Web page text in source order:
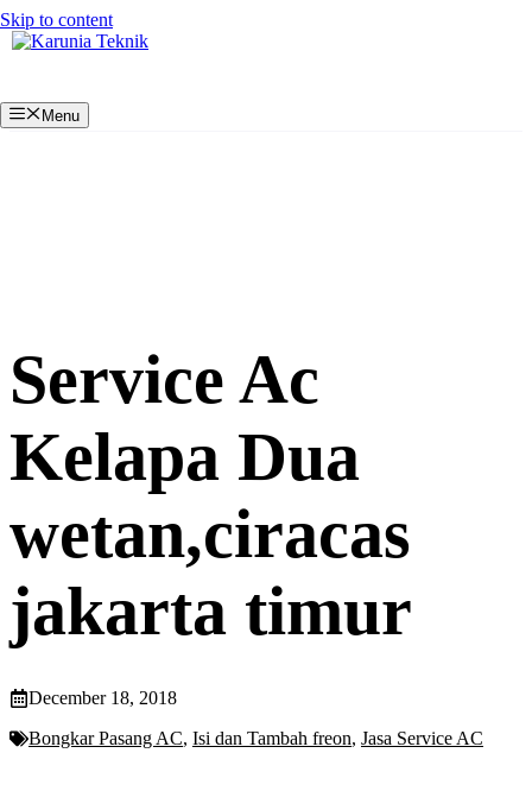
Skip to content
Menu
Service Ac
Kelapa Dua
wetan,ciracas
jakarta timur
December 18, 2018
Bongkar Pasang AC, Isi dan Tambah freon, Jasa Service AC